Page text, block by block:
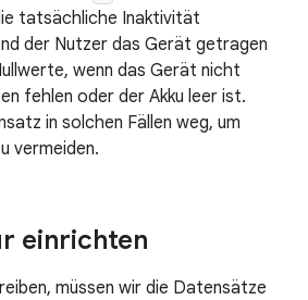
tatsächliche Inaktivität
der Nutzer das Gerät getragen
wenn das Gerät nicht
fehlen oder der Akku leer ist.
in solchen Fällen weg, um
vermeiden.
einrichten
müssen wir die Datensätze